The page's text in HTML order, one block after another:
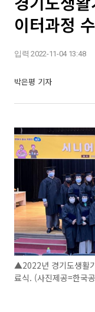
이터과정
입력 2022-11-04 13:48
박은평 기자
▲2022년 경기도생활
료식. (사진제공=한국